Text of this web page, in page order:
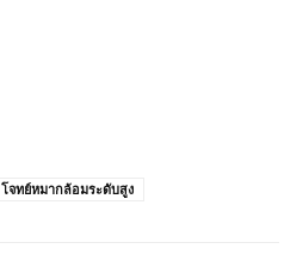
โจทย์หมากล้อมระดับสูง